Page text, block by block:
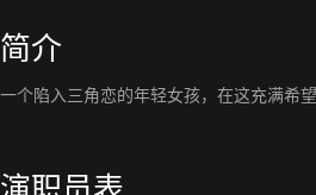
简介
一个陷入三角恋的年轻女孩，在这充满希